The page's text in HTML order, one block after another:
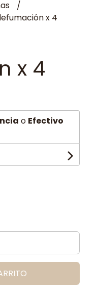
x 4
x 4
o Efectivo